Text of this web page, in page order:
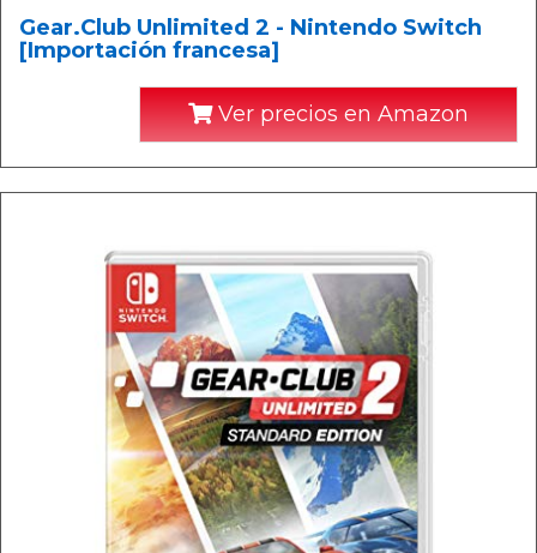
Gear.Club Unlimited 2 - Nintendo Switch
[Importación francesa]
Ver precios en Amazon